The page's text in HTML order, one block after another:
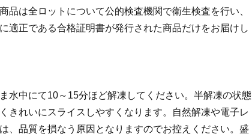
品は全ロットについて公的検査機関で衛生検査を行い、
適正である合格証明書が発行された商品だけをお届けし
水中にて10～15分ほど解凍してください。半解凍の状態
きれいにスライスしやすくなります。自然解凍や電子レ
、品質を損なう原因となりますのでお控えください。盛